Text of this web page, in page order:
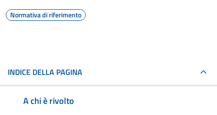
Normativa di riferimento
INDICE DELLA PAGINA
A chi è rivolto